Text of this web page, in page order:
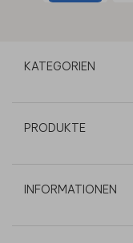
KATEGORIEN
PRODUKTE
INFORMATIONEN